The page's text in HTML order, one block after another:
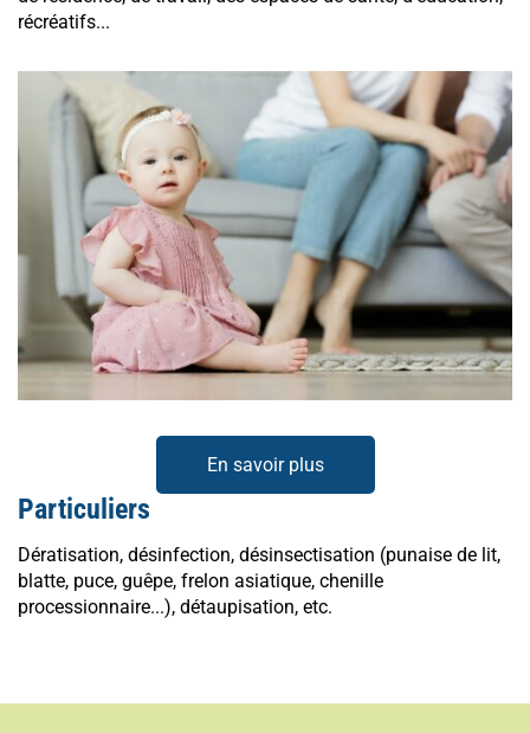
récréatifs...
En savoir plus
Particuliers
Dératisation, désinfection, désinsectisation (punaise de lit,
blatte, puce, guêpe, frelon asiatique, chenille
processionnaire...), détaupisation, etc.